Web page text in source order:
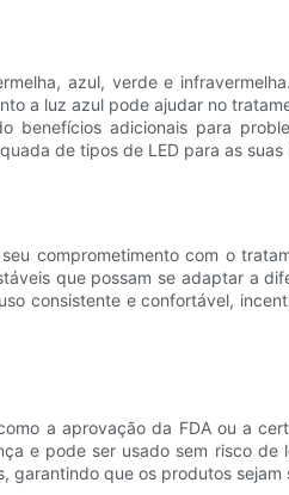
azul, verde e
a luz azul pode ajudar no
benefícios adicionais para
de tipos de LED para as suas
comprometimento com o
​​que possam se adaptar a
consistente e confortável,
a aprovação da FDA ou a
e pode ser usado sem risco de
garantindo que os produtos sejam